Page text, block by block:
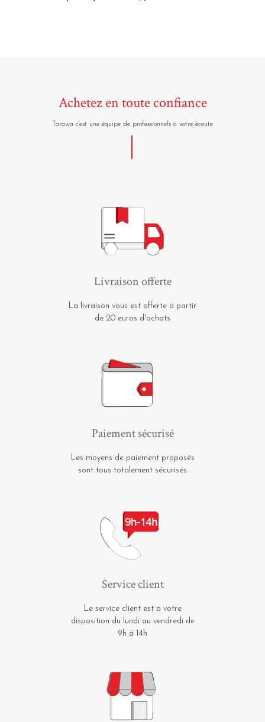
Achetez en toute confiance
Tarawa c'est une équipe de professionnels à votre écoute
Livraison offerte
La livraison vous est offerte à partir
de 20 euros d'achats
Paiement sécurisé
Les moyens de paiement proposés
sont tous totalement sécurisés
Service client
Le service client est a votre
disposition du lundi au vendredi de
9h à 14h